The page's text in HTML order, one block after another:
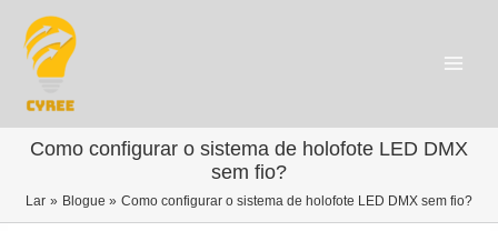
para
conteúdo
Menu
Como configurar o sistema de holofote LED DMX
sem fio?
Lar Blogue Como configurar o sistema de holofote LED DMX sem fio?